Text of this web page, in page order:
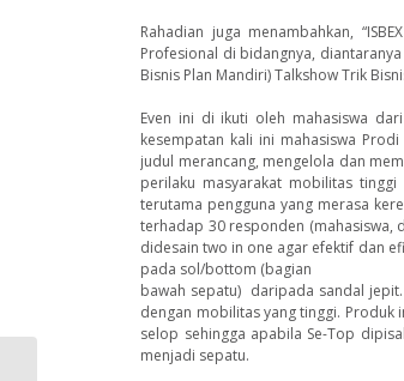
Rahadian juga menambahkan,
Profesional di bidangnya, diantaranya
Bisnis Plan Mandiri) Talkshow Trik
Even ini di ikuti oleh mahasiswa
kesempatan kali ini mahasiswa
judul merancang, mengelola dan
perilaku masyarakat mobilitas
terutama pengguna yang merasa
terhadap 30 responden (mahasiswa,
didesain two in one agar efektif dan
pada sol/bottom (bagian
bawah sepatu) daripada sandal
dengan mobilitas yang tinggi.
selop sehingga apabila Se-Top
menjadi sepatu.